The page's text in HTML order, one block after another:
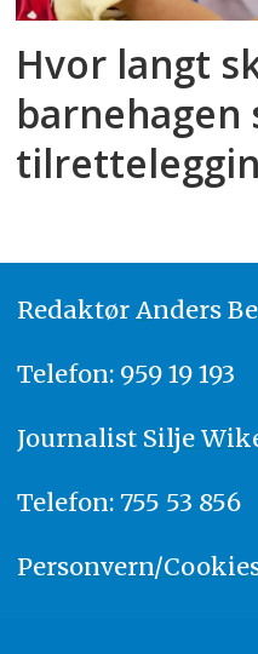
Hvor langt
barnehagen
Redaktør Anders
Telefon: 959 19 193
Journalist Silje
Telefon: 755 53 856
Personvern/